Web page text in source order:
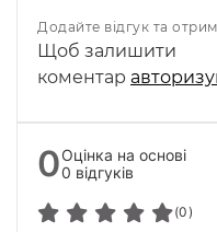
Додайте відгук та
Щоб залишити
коментар
0Оцінка на основі
0 відгуків
(0)